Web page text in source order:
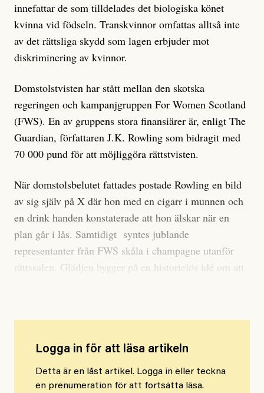
innefattar de som tilldelades det biologiska könet
kvinna vid födseln. Transkvinnor omfattas alltså inte
av det rättsliga skydd som lagen erbjuder mot
diskriminering av kvinnor.
Domstolstvisten har stått mellan den skotska
regeringen och kampanjgruppen For Women Scotland
(FWS). En av gruppens stora finansiärer är, enligt The
Guardian, författaren J.K. Rowling som bidragit med
70 000 pund för att möjliggöra rättstvisten.
När domstolsbelutet fattades postade Rowling en bild
av sig själv på X där hon med en cigarr i munnen och
en drink handen konstaterade att hon älskar när en
plan går i lås. Samtidigt syntes jublande
representanter från FWS skåla i champagne utanför
rättssalen. Glädjen bygger på en historielös idé om att
Logga in för att läsa artikeln
Detta är en låst artikel. Logga in eller teckna
en prenumeration för att fortsätta läsa.